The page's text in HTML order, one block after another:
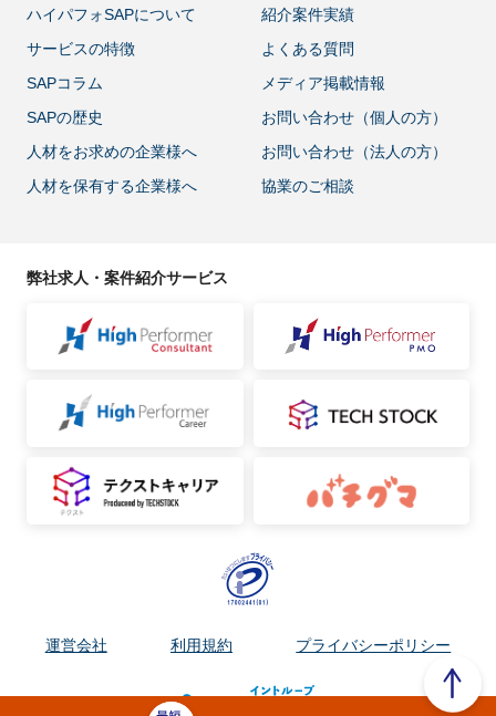
ハイパフォSAPについて
紹介案件実績
サービスの特徴
よくある質問
SAPコラム
メディア掲載情報
SAPの歴史
お問い合わせ（個人の方）
人材をお求めの企業様へ
お問い合わせ（法人の方）
人材を保有する企業様へ
協業のご相談
弊社求人・案件紹介サービス
運営会社 利用規約 プライバシーポリシー